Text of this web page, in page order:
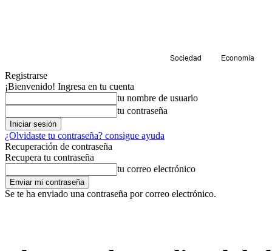
Sociedad
Economía
Registrarse
¡Bienvenido! Ingresa en tu cuenta
tu nombre de usuario
tu contraseña
¿Olvidaste tu contraseña? consigue ayuda
Recuperación de contraseña
Recupera tu contraseña
tu correo electrónico
Se te ha enviado una contraseña por correo electrónico.